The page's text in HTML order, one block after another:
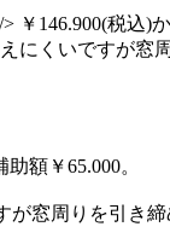
額￥65.000。
が窓周りを引き